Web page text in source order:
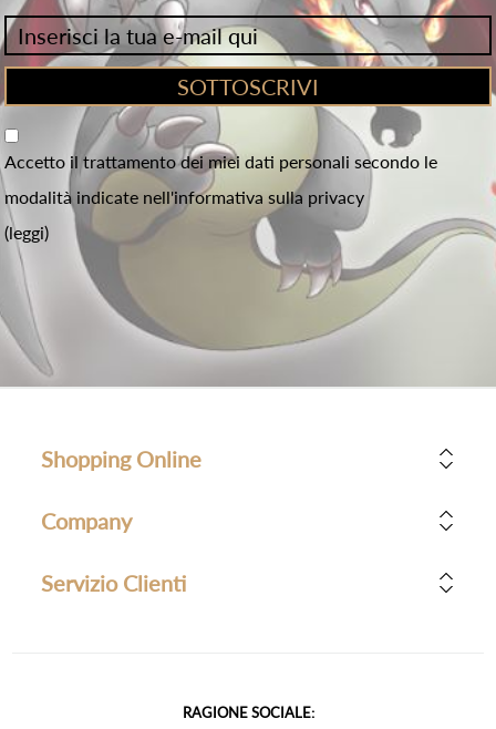
Accetto il trattamento dei miei dati personali secondo le
modalità indicate nell'informativa sulla privacy
(leggi)
Shopping Online
Company
Servizio Clienti
RAGIONE SOCIALE: